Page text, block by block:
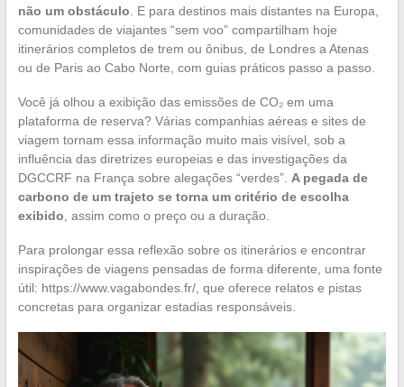
não um obstáculo . E para destinos mais distantes na Europa,
comunidades de viajantes “sem voo” compartilham hoje
itinerários completos de trem ou ônibus, de Londres a Atenas
ou de Paris ao Cabo Norte, com guias práticos passo a passo.
Você já olhou a exibição das emissões de CO₂ em uma
plataforma de reserva? Várias companhias aéreas e sites de
viagem tornam essa informação muito mais visível, sob a
influência das diretrizes europeias e das investigações da
DGCCRF na França sobre alegações “verdes”. A pegada de
carbono de um trajeto se torna um critério de escolha
exibido , assim como o preço ou a duração.
Para prolongar essa reflexão sobre os itinerários e encontrar
inspirações de viagens pensadas de forma diferente, uma fonte
útil: https://www.vagabondes.fr/, que oferece relatos e pistas
concretas para organizar estadias responsáveis.